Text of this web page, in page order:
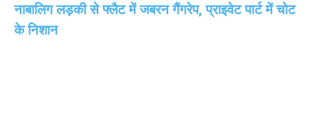
नाबालिग लड़की से फ्लैट में जबरन गैंगरेप, प्राइवेट पार्ट में चोट
के निशान